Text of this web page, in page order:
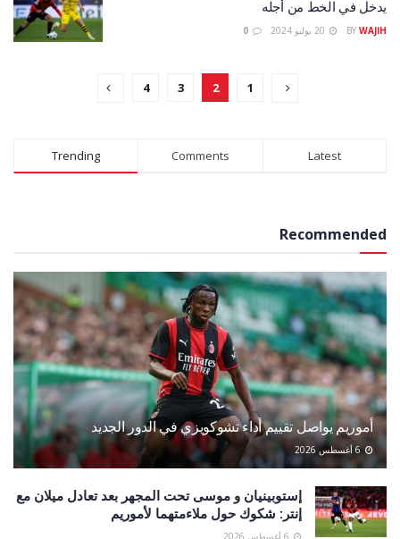
يدخل في الخط من أجله
BY WAJIH
1
2
3
4
Trending Comments Latest
Recommended
أموريم يواصل تقييم أداء تشوكويزي في الدور الجديد
6 أغسطس 2026
إستوبينيان و موسى تحت المجهر بعد تعادل ميلان مع
إنتر: شكوك حول ملاءمتهما لأموريم